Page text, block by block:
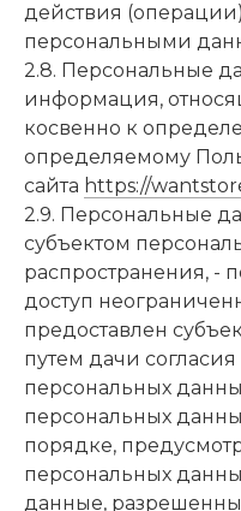
действия
персональными
2.8. Персональные
информация,
косвенно к
определяемому
сайта https://
2.9. Персональные
субъектом
распространения, -
доступ
предоставлен
путем дачи согласия
персональных
персональных
порядке,
персональных
данные,